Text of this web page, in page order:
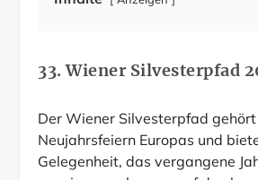
33. Wiener Silvesterpfad
Der Wiener Silvesterpfad
Neujahrsfeiern Europas und
Gelegenheit, das vergangene